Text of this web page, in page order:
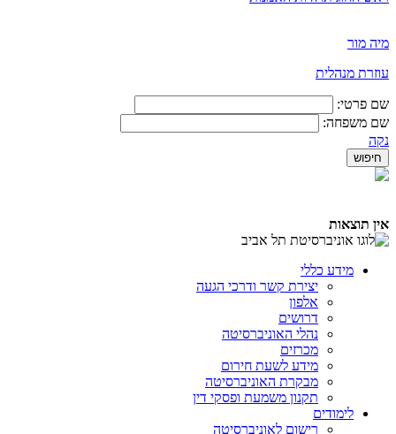
מיה מור
​עוזרת מנהלית
שם פרטי:
שם משפחה:
נקה
אין תוצאות
מידע כללי
יצירת קשר ודרכי הגעה
אלפון
דרושים
נהלי האוניברסיטה
מכרזים
מידע לשעת חירום
מבקרת האוניברסיטה
תקנון משמעת ופסקי דין
לימודים
רישום לאוניברסיטה